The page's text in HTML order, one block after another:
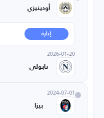
أودينيزي
إعارة
2026-01-20
نابولي
2024-07-01
بيزا